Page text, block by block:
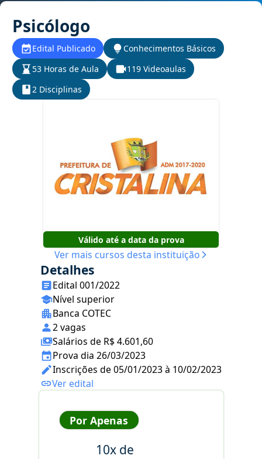
Psicólogo
Edital Publicado
Conhecimentos Básicos
53 Horas de Aula
119 Videoaulas
2 Disciplinas
Válido até a data da prova
Ver mais cursos desta instituição
Detalhes
Edital 001/2022
Nível superior
Banca COTEC
2 vagas
Salários de R$ 4.601,60
Prova dia 26/03/2023
Inscrições de 05/01/2023 à 10/02/2023
Ver edital
Por Apenas
10x de